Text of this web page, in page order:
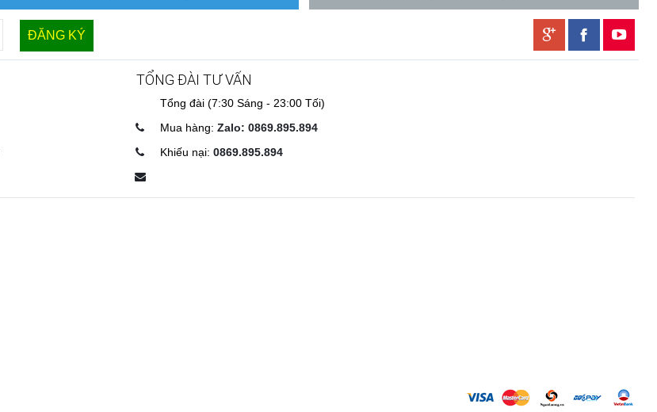
TỔNG ĐÀI TƯ VẤN
Tổng đài (7:30 Sáng - 23:00 Tối)
Mua hàng: Zalo: 0869.895.894
Khiếu nại: 0869.895.894